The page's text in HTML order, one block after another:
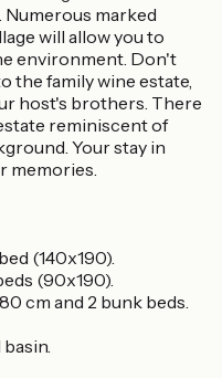
Numerous marked
will allow you to
environment. Don't
the family wine estate,
host's brothers. There
reminiscent of
Your stay in
memories.
(140x190).
(90x190).
cm and 2 bunk beds.